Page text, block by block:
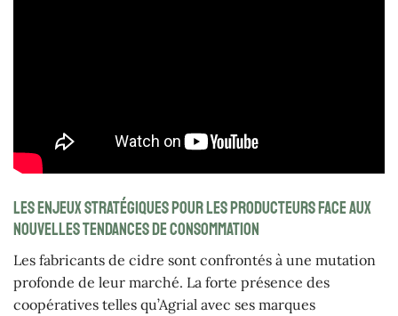
Les enjeux stratégiques pour les producteurs face aux
nouvelles tendances de consommation
Les fabricants de cidre sont confrontés à une mutation
profonde de leur marché. La forte présence des
coopératives telles qu’Agrial avec ses marques